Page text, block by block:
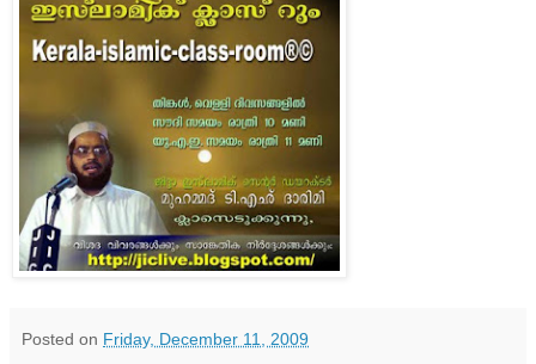
Posted on Friday, December 11, 2009